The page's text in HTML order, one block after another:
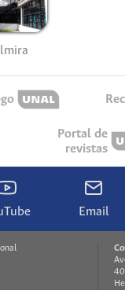
Portal de
revistas
Email